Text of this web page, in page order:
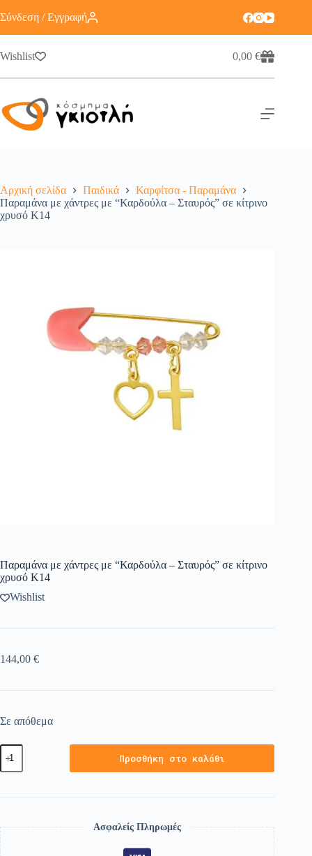
Σύνδεση / Εγγραφή
Wishlist 0,00€
Αρχική σελίδα Παιδικά
Καρφίτσα - Παραμάνα
Παραμάνα με χάντρες με “Καρδούλα – Σταυρός” σε κίτρινο
χρυσό Κ14
Παραμάνα με χάντρες με “Καρδούλα – Σταυρός” σε κίτρινο
χρυσό Κ14
Wishlist
144,00 €
Σε απόθεμα
Προσθήκη στο καλάθι
Ασφαλείς Πληρωμές